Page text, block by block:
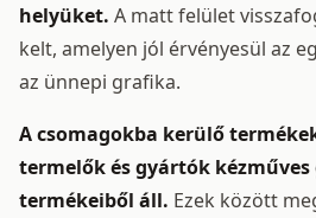
helyüket. A matt felület
kelt, amelyen jól érvényesül az
az ünnepi grafika.
A csomagokba kerülő
termelők és gyártók
termékeiből áll. Ezek között